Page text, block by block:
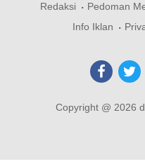
Redaksi Pedoman
Info Iklan
Copyright @ 2026